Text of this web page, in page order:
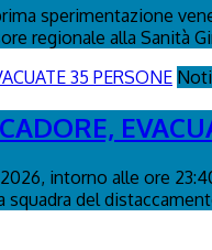
sperimentazione
regionale alla Sanità
intorno alle ore
del